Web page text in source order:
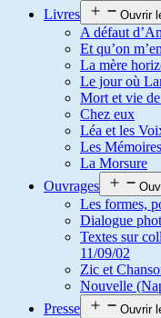
Livres
Ouvrir
A défaut
Et qu’on
La mère
Le jour où
Mort et vie
Chez eux
Léa et les
Les
La Morsure
Ouvrages
Les formes,
Dialogue
Textes sur
11/09/02
Zic et
Nouvelle
Presse
Ouvrir